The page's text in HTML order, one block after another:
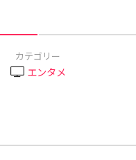
カテゴリー
エンタメ